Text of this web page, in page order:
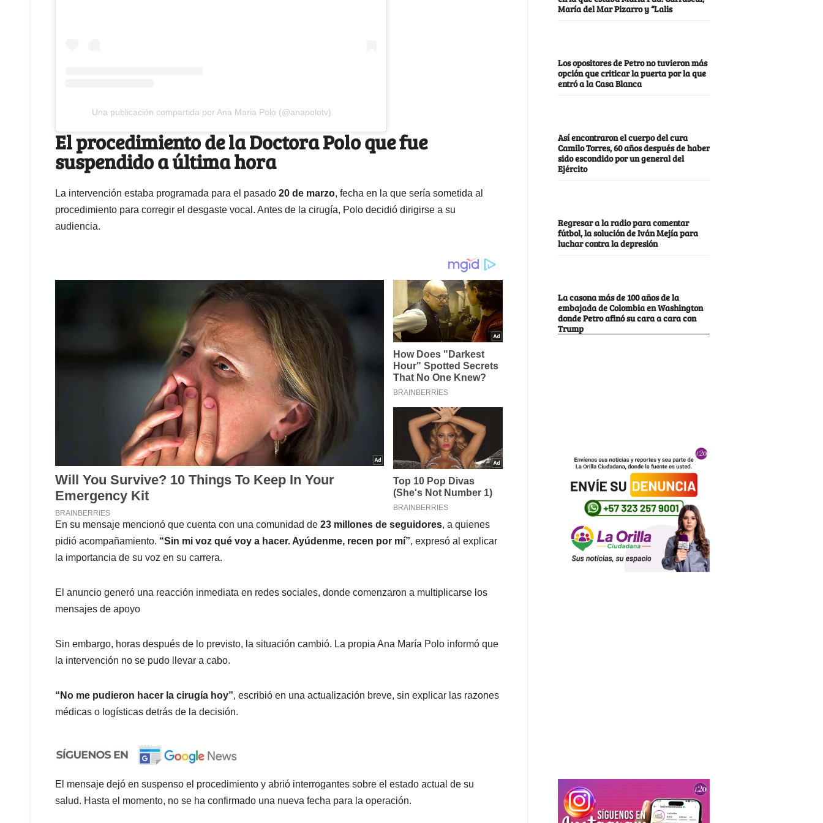
Una publicación compartida por Ana Maria Polo (@anapolotv)
El procedimiento de la Doctora Polo que fue
suspendido a última hora
La intervención estaba programada para el pasado 20 de marzo, fecha en la que sería sometida al
procedimiento para corregir el desgaste vocal. Antes de la cirugía, Polo decidió dirigirse a su
audiencia.
En su mensaje mencionó que cuenta con una comunidad de 23 millones de seguidores, a quienes
pidió acompañamiento. “Sin mi voz qué voy a hacer. Ayúdenme, recen por mí”, expresó al explicar
la importancia de su voz en su carrera.
El anuncio generó una reacción inmediata en redes sociales, donde comenzaron a multiplicarse los
mensajes de apoyo
Sin embargo, horas después de lo previsto, la situación cambió. La propia Ana María Polo informó que
la intervención no se pudo llevar a cabo.
“No me pudieron hacer la cirugía hoy”, escribió en una actualización breve, sin explicar las razones
médicas o logísticas detrás de la decisión.
El mensaje dejó en suspenso el procedimiento y abrió interrogantes sobre el estado actual de su
salud. Hasta el momento, no se ha confirmado una nueva fecha para la operación.
María del Mar Pizarro y “Lalis
Los opositores de Petro no tuvieron más
opción que criticar la puerta por la que
entró a la Casa Blanca
Así encontraron el cuerpo del cura
Camilo Torres, 60 años después de haber
sido escondido por un general del
Ejército
Regresar a la radio para comentar
fútbol, la solución de Iván Mejía para
luchar contra la depresión
La casona más de 100 años de la
embajada de Colombia en Washington
donde Petro afinó su cara a cara con
Trump